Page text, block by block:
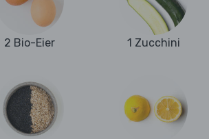
2 Bio-Eier 1 Zucchini